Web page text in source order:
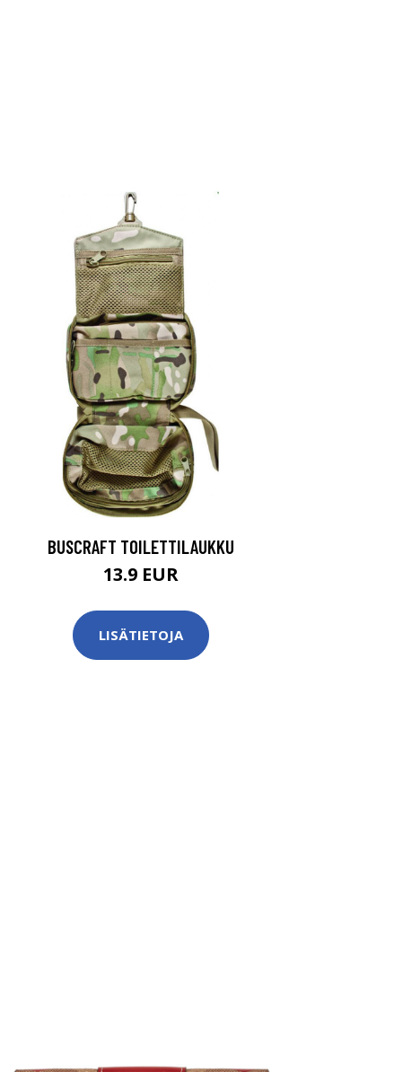
BUSCRAFT TOILETTILAUKKU
13.9 EUR
LISÄTIETOJA